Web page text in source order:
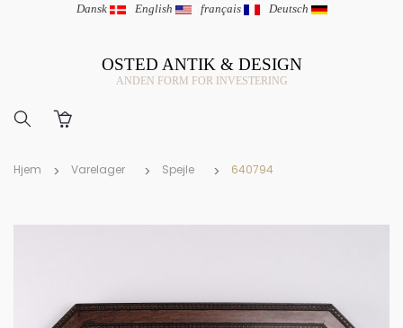
Dansk | English | français | Deutsch
OSTED ANTIK & DESIGN
ANDEN FORM FOR INVESTERING
Hjem Varelager Spejle 640794